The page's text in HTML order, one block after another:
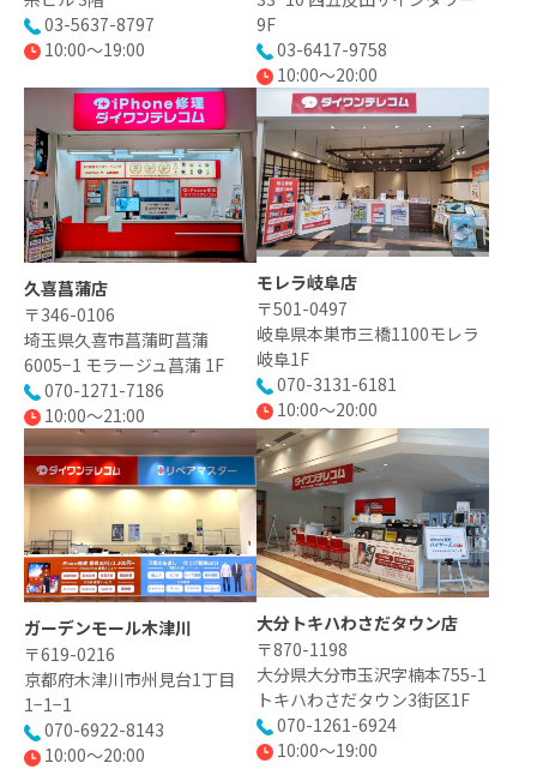
03-5637-8797
10:00〜19:00
9F
03-6417-9758
10:00～20:00
久喜菖蒲店
〒346-0106
埼玉県久喜市菖蒲町菖蒲
6005−1 モラージュ菖蒲 1F
070-1271-7186
10:00〜21:00
モレラ岐阜店
〒501-0497
岐阜県本巣市三橋1100モレラ
岐阜1F
070-3131-6181
10:00～20:00
ガーデンモール木津川
〒619-0216
京都府木津川市州見台1丁目
1−1−1
070-6922-8143
10:00〜20:00
大分トキハわさだタウン店
〒870-1198
大分県大分市玉沢字楠本755-1
トキハわさだタウン3街区1F
070-1261-6924
10:00〜19:00